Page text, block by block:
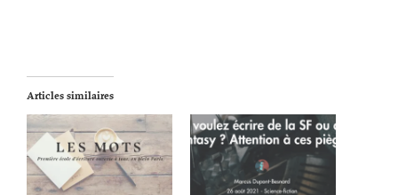
Articles similaires